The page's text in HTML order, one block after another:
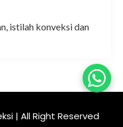
istilah konveksi dan
| All Right Reserved